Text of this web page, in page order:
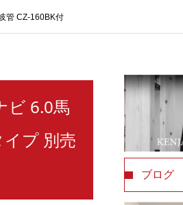
管 CZ-160BK付
ビ 6.0馬
プ 別売
ブログ